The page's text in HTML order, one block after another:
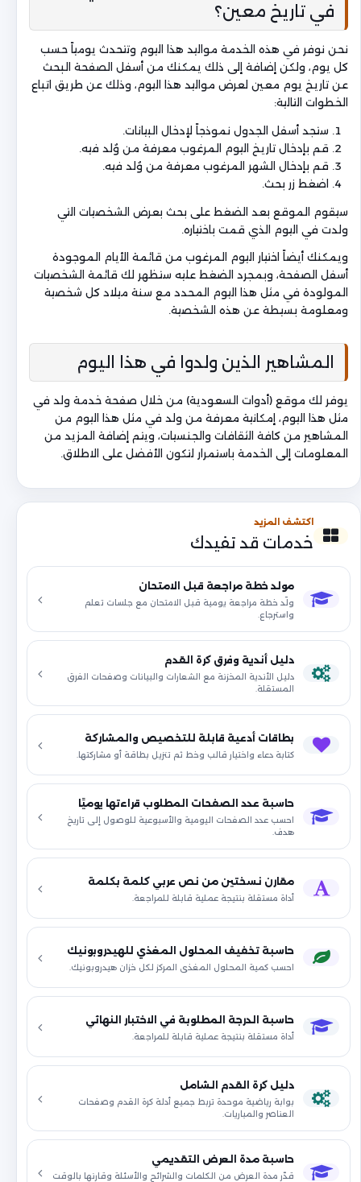
في تاريخ معين؟
نحن نوفر في هذه الخدمة مواليد هذا اليوم وتتحدث يومياً حسب
كل يوم، ولكن إضافة إلى ذلك يمكنك من أسفل الصفحة البحث
عن تاريخ يوم معين لعرض مواليد هذا اليوم، وذلك عن طريق اتباع
الخطوات التالية:
ستجد أسفل الجدول نموذجاً لإدخال البيانات.
قم بإدخال تاريخ اليوم المرغوب معرفة من وُلد فيه.
قم بإدخال الشهر المرغوب معرفة من وُلد فيه.
اضغط زر بحث.
سيقوم الموقع بعد الضغط على بحث بعرض الشخصيات التي
ولدت في اليوم الذي قمت باختياره.
ويمكنك أيضاً اختيار اليوم المرغوب من قائمة الأيام الموجودة
أسفل الصفحة، وبمجرد الضغط عليه ستظهر لك قائمة الشخصيات
المولودة في مثل هذا اليوم المحدد مع سنة ميلاد كل شخصية
ومعلومة بسيطة عن هذه الشخصية.
المشاهير الذين ولدوا في هذا اليوم
يوفر لك موقع (أدوات السعودية) من خلال صفحة خدمة ولد في
مثل هذا اليوم، إمكانية معرفة من ولد في مثل هذا اليوم من
المشاهير من كافة الثقافات والجنسيات، ويتم إضافة المزيد من
المعلومات إلى الخدمة باستمرار لتكون الأفضل على الاطلاق.
اكتشف المزيد
خدمات قد تفيدك
مولد خطة مراجعة قبل الامتحان
ولّد خطة مراجعة يومية قبل الامتحان مع جلسات تعلم
واسترجاع.
دليل أندية وفرق كرة القدم
دليل الأندية المخزنة مع الشعارات والبيانات وصفحات الفرق
المستقلة.
بطاقات أدعية قابلة للتخصيص والمشاركة
كتابة دعاء واختيار قالب وخط ثم تنزيل بطاقة أو مشاركتها.
حاسبة عدد الصفحات المطلوب قراءتها يوميًا
احسب عدد الصفحات اليومية والأسبوعية للوصول إلى تاريخ
هدف.
مقارن نسختين من نص عربي كلمة بكلمة
أداة مستقلة بنتيجة عملية قابلة للمراجعة.
حاسبة تخفيف المحلول المغذي للهيدروبونيك
احسب كمية المحلول المغذي المركز لكل خزان هيدروبونيك.
حاسبة الدرجة المطلوبة في الاختبار النهائي
أداة مستقلة بنتيجة عملية قابلة للمراجعة.
دليل كرة القدم الشامل
بوابة رياضية موحدة تربط جميع أدلة كرة القدم وصفحات
العناصر والمباريات.
حاسبة مدة العرض التقديمي
قدّر مدة العرض من الكلمات والشرائح والأسئلة وقارنها بالوقت